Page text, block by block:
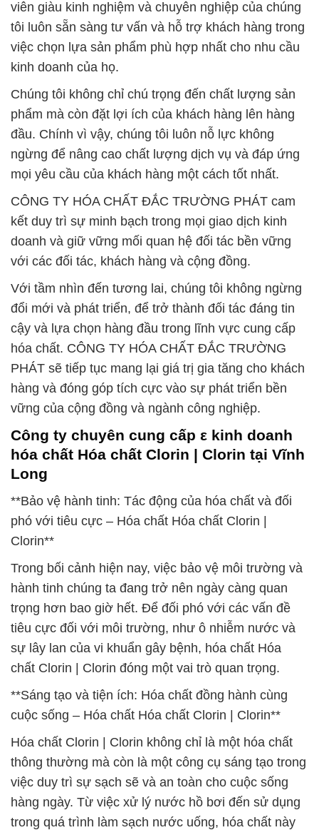
viên giàu kinh nghiệm và chuyên nghiệp của chúng
tôi luôn sẵn sàng tư vấn và hỗ trợ khách hàng trong
việc chọn lựa sản phẩm phù hợp nhất cho nhu cầu
kinh doanh của họ.
Chúng tôi không chỉ chú trọng đến chất lượng sản
phẩm mà còn đặt lợi ích của khách hàng lên hàng
đầu. Chính vì vậy, chúng tôi luôn nỗ lực không
ngừng để nâng cao chất lượng dịch vụ và đáp ứng
mọi yêu cầu của khách hàng một cách tốt nhất.
CÔNG TY HÓA CHẤT ĐẮC TRƯỜNG PHÁT cam
kết duy trì sự minh bạch trong mọi giao dịch kinh
doanh và giữ vững mối quan hệ đối tác bền vững
với các đối tác, khách hàng và cộng đồng.
Với tầm nhìn đến tương lai, chúng tôi không ngừng
đổi mới và phát triển, để trở thành đối tác đáng tin
cậy và lựa chọn hàng đầu trong lĩnh vực cung cấp
hóa chất. CÔNG TY HÓA CHẤT ĐẮC TRƯỜNG
PHÁT sẽ tiếp tục mang lại giá trị gia tăng cho khách
hàng và đóng góp tích cực vào sự phát triển bền
vững của cộng đồng và ngành công nghiệp.
Công ty chuyên cung cấp ε kinh doanh
hóa chất Hóa chất Clorin | Clorin tại Vĩnh
Long
**Bảo vệ hành tinh: Tác động của hóa chất và đối
phó với tiêu cực – Hóa chất Hóa chất Clorin |
Clorin**
Trong bối cảnh hiện nay, việc bảo vệ môi trường và
hành tinh chúng ta đang trở nên ngày càng quan
trọng hơn bao giờ hết. Để đối phó với các vấn đề
tiêu cực đối với môi trường, như ô nhiễm nước và
sự lây lan của vi khuẩn gây bệnh, hóa chất Hóa
chất Clorin | Clorin đóng một vai trò quan trọng.
**Sáng tạo và tiện ích: Hóa chất đồng hành cùng
cuộc sống – Hóa chất Hóa chất Clorin | Clorin**
Hóa chất Clorin | Clorin không chỉ là một hóa chất
thông thường mà còn là một công cụ sáng tạo trong
việc duy trì sự sạch sẽ và an toàn cho cuộc sống
hàng ngày. Từ việc xử lý nước hồ bơi đến sử dụng
trong quá trình làm sạch nước uống, hóa chất này